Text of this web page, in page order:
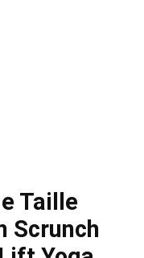
Taille
Scrunch